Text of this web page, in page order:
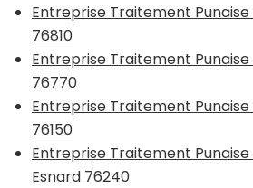
Entreprise Traitement Punaise
76810
Entreprise Traitement Punaise
76770
Entreprise Traitement
76150
Entreprise Traitement Punaise
Esnard 76240